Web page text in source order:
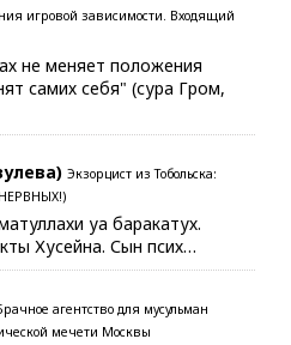
игровой зависимости. Входящий
не меняет положения
самих себя" (сура Гром,
Экзорцист из Тобольска:
уа баракатух.
Хусейна. Сын псих…
агентство для мусульман
мечети Москвы